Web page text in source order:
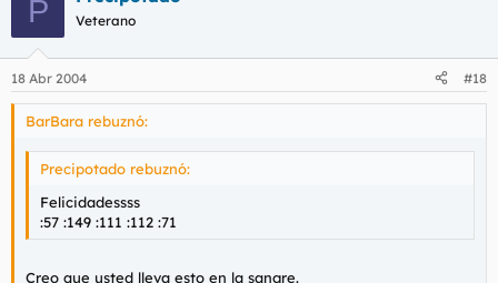
P Veterano
18 Abr 2004 #18
BarBara rebuznó:
Precipotado rebuznó:
Felicidadessss
:57 :149 :111 :112 :71
Creo que usted lleva esto en la sangre.